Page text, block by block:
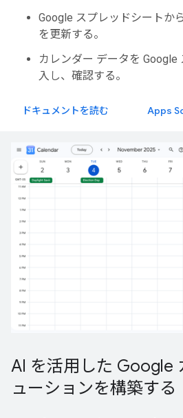
Google スプレッドシートか
を更新する。
カレンダー データを
入し、確認する。
ドキュメントを読む Apps
AI を活用した Google
ューションを構築する